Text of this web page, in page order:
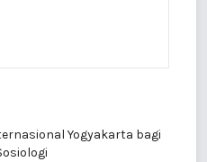
Yogyakarta bagi